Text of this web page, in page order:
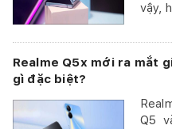
vậy,
Realme Q5x mới ra mắt
gì đặc biệt?
Q5